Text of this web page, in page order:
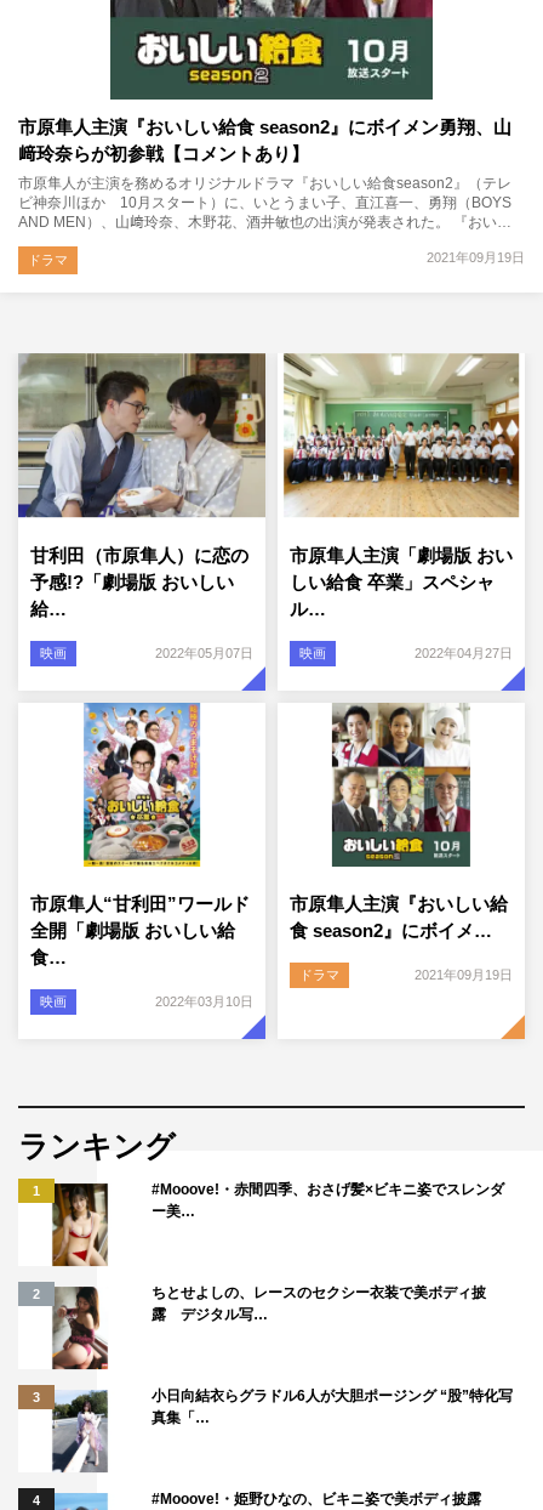
市原隼人主演『おいしい給食 season2』にボイメン勇翔、山
﨑玲奈らが初参戦【コメントあり】
市原隼人が主演を務めるオリジナルドラマ『おいしい給食season2』（テレ
ビ神奈川ほか 10月スタート）に、いとうまい子、直江喜一、勇翔（BOYS
AND MEN）、山﨑玲奈、木野花、酒井敏也の出演が発表された。 『おい…
2021年09月19日
ドラマ
甘利田（市原隼人）に恋の
予感!?「劇場版 おいしい
給…
映画 2022年05月07日
市原隼人主演「劇場版 おい
しい給食 卒業」スペシャ
ル…
映画 2022年04月27日
市原隼人“甘利田”ワールド
全開「劇場版 おいしい給
食…
映画 2022年03月10日
市原隼人主演『おいしい給
食 season2』にボイメ…
ドラマ 2021年09月19日
ランキング
1
#Mooove!・赤間四季、おさげ髪×ビキニ姿でスレンダ
ー美…
2
ちとせよしの、レースのセクシー衣装で美ボディ披
露 デジタル写…
3
小日向結衣らグラドル6人が大胆ポージング “股”特化写
真集「…
4 #Mooove!・姫野ひなの、ビキニ姿で美ボディ披露